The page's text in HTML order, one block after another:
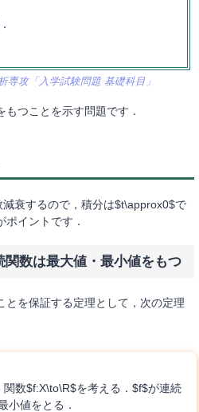
専攻「入学試験問題 基礎科目」
つことを示す問題です．
衰するので，積分は$t\approx0$で
イントです．
関数は最大値・最小値をもつ
とを保証する定理として，次の定理
数$f:X\to\R$を考える．$f$が連続
小値をとる．